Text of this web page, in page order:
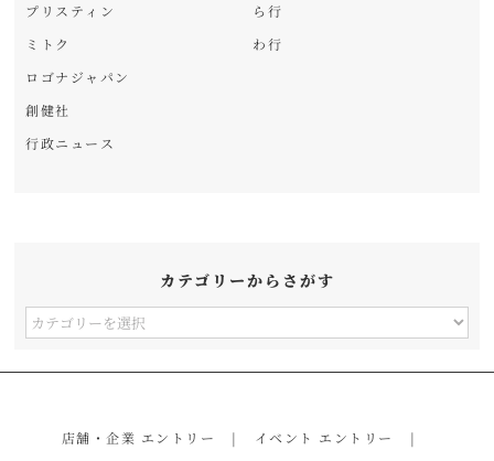
プリスティン
ミトク
ロゴナジャパン
創健社
行政ニュース
ら行
わ行
カテゴリーからさがす
カ
店舗・企業 エントリー イベント エントリー